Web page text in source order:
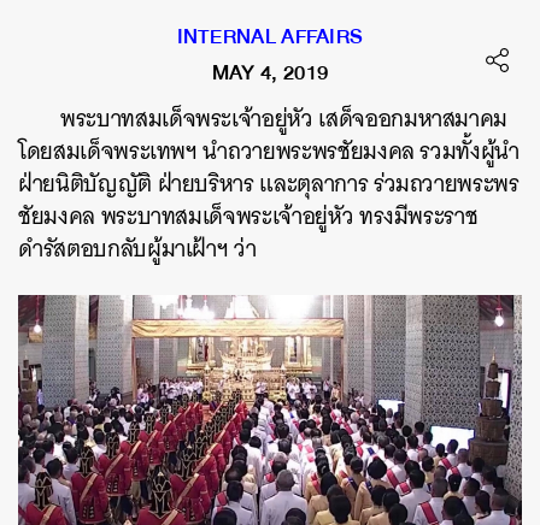
INTERNAL AFFAIRS
MAY 4, 2019
พระบาทสมเด็จพระเจ้าอยู่หัว เสด็จออกมหาสมาคม
โดยสมเด็จพระเทพฯนำถวายพระพรชัยมงคลรวมทั้งผู้นำ
ฝ่ายนิติบัญญัติ ฝ่ายบริหารและตุลาการร่วมถวายพระพร
ชัยมงคลพระบาทสมเด็จพระเจ้าอยู่หัวทรงมีพระราช
ดำรัสตอบกลับผู้มาเฝ้าฯว่า